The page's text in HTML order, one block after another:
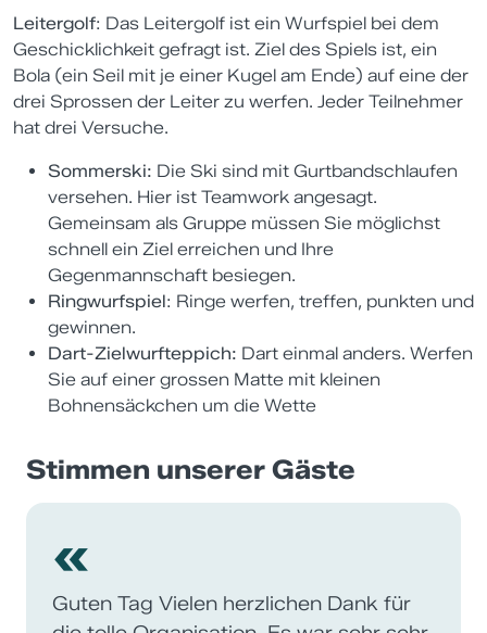
Leitergolf: Das Leitergolf ist ein Wurfspiel bei dem
Geschicklichkeit gefragt ist. Ziel des Spiels ist, ein
Bola (ein Seil mit je einer Kugel am Ende) auf eine der
drei Sprossen der Leiter zu werfen. Jeder Teilnehmer
hat drei Versuche.
Sommerski: Die Ski sind mit Gurtbandschlaufen
versehen. Hier ist Teamwork angesagt.
Gemeinsam als Gruppe müssen Sie möglichst
schnell ein Ziel erreichen und Ihre
Gegenmannschaft besiegen.
Ringwurfspiel: Ringe werfen, treffen, punkten und
gewinnen.
Dart-Zielwurfteppich: Dart einmal anders. Werfen
Sie auf einer grossen Matte mit kleinen
Bohnensäckchen um die Wette
Stimmen unserer Gäste
«
Guten Tag Vielen herzlichen Dank für